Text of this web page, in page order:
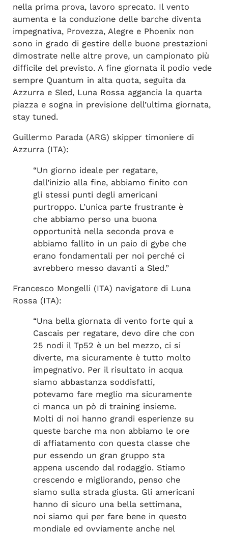
nella prima prova, lavoro sprecato. Il vento
aumenta e la conduzione delle barche diventa
impegnativa, Provezza, Alegre e Phoenix non
sono in grado di gestire delle buone prestazioni
dimostrate nelle altre prove, un campionato più
difficile del previsto. A fine giornata il podio vede
sempre Quantum in alta quota, seguita da
Azzurra e Sled, Luna Rossa aggancia la quarta
piazza e sogna in previsione dell’ultima giornata,
stay tuned.
Guillermo Parada (ARG) skipper timoniere di
Azzurra (ITA):
“Un giorno ideale per regatare,
dall’inizio alla fine, abbiamo finito con
gli stessi punti degli americani
purtroppo. L’unica parte frustrante è
che abbiamo perso una buona
opportunità nella seconda prova e
abbiamo fallito in un paio di gybe che
erano fondamentali per noi perché ci
avrebbero messo davanti a Sled.”
Francesco Mongelli (ITA) navigatore di Luna
Rossa (ITA):
“Una bella giornata di vento forte qui a
Cascais per regatare, devo dire che con
25 nodi il Tp52 è un bel mezzo, ci si
diverte, ma sicuramente è tutto molto
impegnativo. Per il risultato in acqua
siamo abbastanza soddisfatti,
potevamo fare meglio ma sicuramente
ci manca un pò di training insieme.
Molti di noi hanno grandi esperienze su
queste barche ma non abbiamo le ore
di affiatamento con questa classe che
pur essendo un gran gruppo sta
appena uscendo dal rodaggio. Stiamo
crescendo e migliorando, penso che
siamo sulla strada giusta. Gli americani
hanno di sicuro una bella settimana,
noi siamo qui per fare bene in questo
mondiale ed ovviamente anche nel